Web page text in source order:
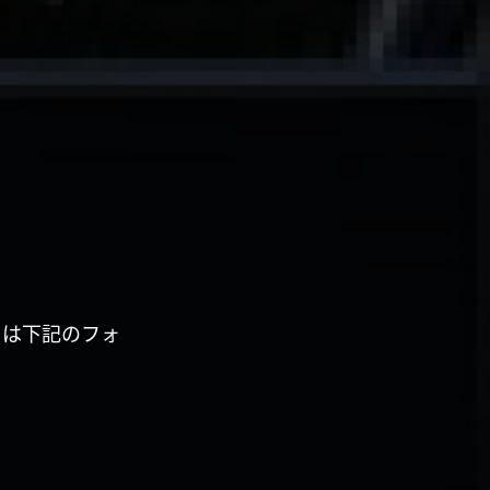
下記のフォ